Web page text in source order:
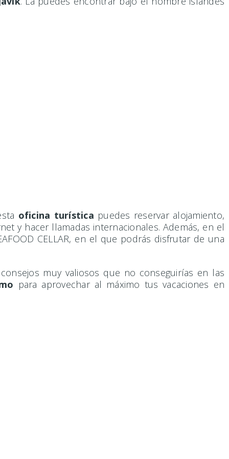
oficina turística puedes reservar alojamiento,
y hacer llamadas internacionales. Además, en el
CELLAR, en el que podrás disfrutar de una
muy valiosos que no conseguirías en las
para aprovechar al máximo tus vacaciones en